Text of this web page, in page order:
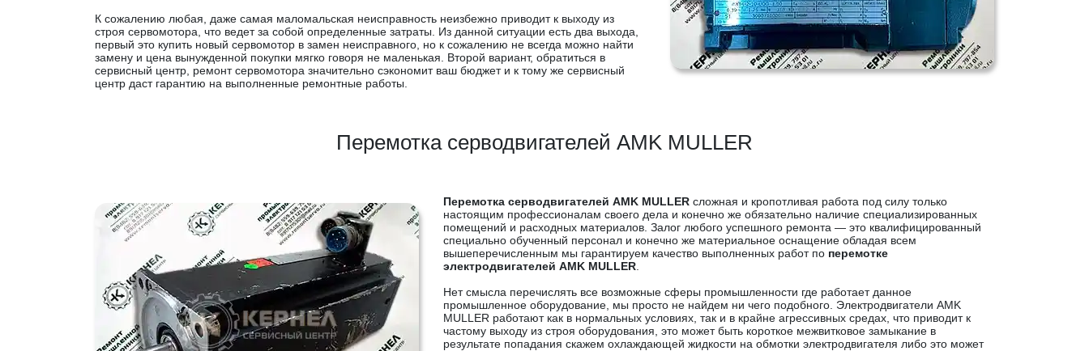
К сожалению любая, даже самая маломальская неисправность неизбежно приводит к выходу из
строя сервомотора, что ведет за собой определенные затраты. Из данной ситуации есть два выхода,
первый это купить новый сервомотор в замен неисправного, но к сожалению не всегда можно найти
замену и цена вынужденной покупки мягко говоря не маленькая. Второй вариант, обратиться в
сервисный центр, ремонт сервомотора значительно сэкономит ваш бюджет и к тому же сервисный
центр даст гарантию на выполненные ремонтные работы.
Перемотка серводвигателей AMK MULLER
Перемотка серводвигателей AMK MULLER сложная и кропотливая работа под силу только
настоящим профессионалам своего дела и конечно же обязательно наличие специализированных
помещений и расходных материалов. Залог любого успешного ремонта — это квалифицированный
специально обученный персонал и конечно же материальное оснащение обладая всем
вышеперечисленным мы гарантируем качество выполненных работ по перемотке
электродвигателей AMK MULLER
Нет смысла перечислять все возможные сферы промышленности где работает данное
промышленное оборудование, мы просто не найдем ни чего подобного. Электродвигатели AMK
MULLER работают как в нормальных условиях, так и в крайне агрессивных средах, что приводит к
частому выходу из строя оборудования, это может быть короткое межвитковое замыкание в
результате попадания скажем охлаждающей жидкости на обмотки электродвигателя либо это может